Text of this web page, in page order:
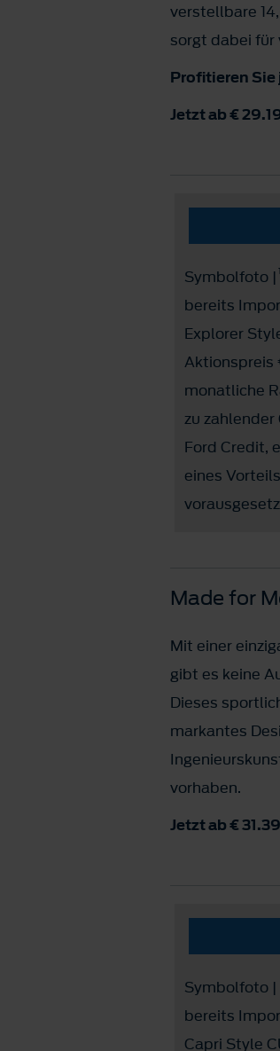
verstellbare
sorgt dabei
Profitieren
Jetzt ab €
Symbolfoto |
bereits
Explorer
Aktionspreis
monatliche
zu
Ford Credit,
eines
Made for
Mit einer
gibt es keine
Dieses
markantes
vorhaben.
Jetzt ab €
Symbolfoto |
bereits
Capri Style